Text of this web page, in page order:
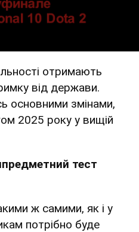
отримають
від держави.
основними змінами,
2025 року у вищій
тест
ж самими, як і у
потрібно буде